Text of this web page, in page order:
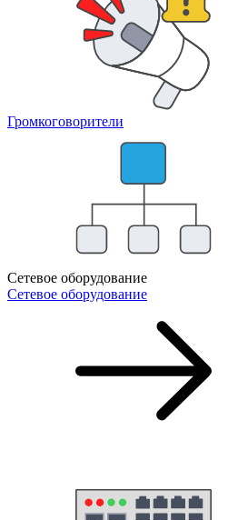
Громкоговорители
Сетевое оборудование
Сетевое оборудование